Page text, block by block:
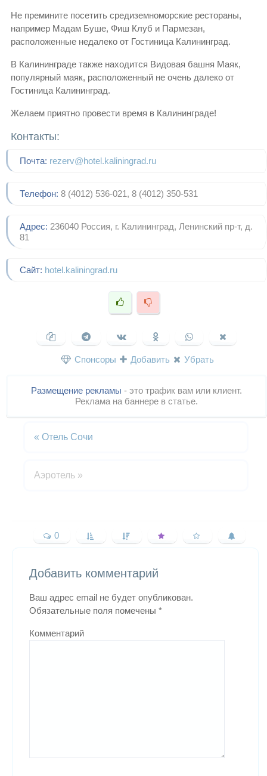
Не премините посетить средиземноморские рестораны,
например Мадам Буше, Фиш Клуб и Пармезан,
расположенные недалеко от Гостиница Калининград.
В Калининграде также находится Видовая башня Маяк,
популярный маяк, расположенный не очень далеко от
Гостиница Калининград.
Желаем приятно провести время в Калининграде!
Контакты:
Почта: rezerv@hotel.kaliningrad.ru
Телефон: 8 (4012) 536-021, 8 (4012) 350-531
Адрес: 236040 Россия, г. Калининград, Ленинский пр-т, д.
81
Сайт: hotel.kaliningrad.ru
Спонсоры Добавить Убрать
Размещение рекламы - это трафик вам или клиент.
Реклама на баннере в статье.
« Отель Сочи
Аэротель »
0
Добавить комментарий
Ваш адрес email не будет опубликован.
Обязательные поля помечены *
Комментарий